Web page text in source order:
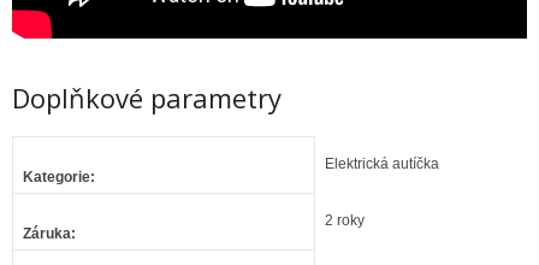
Doplňkové parametry
Kategorie:
Elektrická autíčka
Záruka:
2 roky